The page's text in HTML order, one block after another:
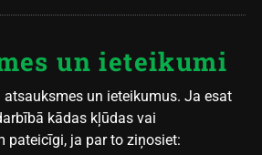
un ieteikumi
un ieteikumus. Ja esat
kādas kļūdas vai
pateicīgi, ja par to ziņosiet: